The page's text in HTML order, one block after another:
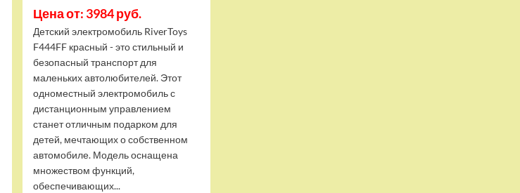
Цена от: 3984 руб.
Детский электромобиль RiverToys
F444FF красный - это стильный и
безопасный транспорт для
маленьких автолюбителей. Этот
одноместный электромобиль с
дистанционным управлением
станет отличным подарком для
детей, мечтающих о собственном
автомобиле. Модель оснащена
множеством функций,
обеспечивающих...